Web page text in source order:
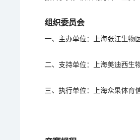
组织委员会
一、主办单位：上海张江生物
二、支持单位：上海美迪西生
三、执行单位：上海众果体育